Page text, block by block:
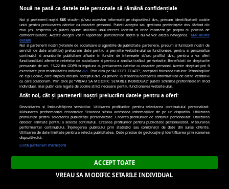
Publicitate
țintită
(targetată)
viata-libera.ro
__gpi,_cc_id
Primare
389 zile, 269 zile
turn.com
uid
Terț
179 zile
Nouă ne pasă ca datele tale personale să rămână confidențiale
Noi și partenerii noștri585 stocăm și/sau accesăm informații pe dispozitivul dvs., precum identificatorii cookie
unici pentru prelucrarea datelor cu caracter personal. Puteți accepta sau gestiona preferințele dvs. făcând clic
mai jos, respectiv vă puteți opune utilizării unui interes legitim în orice moment pe pagina cu politica de
confidențialitate. Aceste alegeri vor fi raportate partenerilor noștri și nu vă vor afecta navigarea.
Mai multe
detalii
Noi si partenerii nostri (retelele de socializare si agentiile de publicitate partenere, precum si furnizorii nostri de
servicii de date analitice) prelucram date pentru a permite website-ului sa functioneze, pentru a personaliza
continutul si anunturile publicitare afisate in functie de interesele si/sau profilul dvs., pentru a va oferi
functionalitati aferente retelelor de socializare si pentru a analiza traficul pe website. Beneficiati de drepturile
prevazute de art. 15-22 din GDPR in legatura cu prelucrarea datelor cu caracter personal. Aceste drepturi pot fi
exercitate prin modalitatea indicataaici . Prin click pe “ACCEPT TOATE”, acceptati folosirea tuturor Tehnologiilor
de tip Cookie, care implica inclusiv acceptul dvs. cu privire la stocarea/accesarea informatiilor de catre Vendor-ii
cu care colaboram. Prin click pe “VREAU SA MODIFIC SETARILE INDIVIDUAL” puteti schimba preferintele in mod
individual, mai putin cele legate de cookie strict necesare pentru functionarea website-ului.
Atât noi, cât și partenerii noștri prelucrăm datele pentru a oferi:
Dezvoltarea și îmbunătățirea serviciilor. Utilizarea profilurilor pentru selectarea conținutului personalizat.
Măsurarea performanței reclamelor. Stocarea și/sau accesarea informațiilor de pe un dispozitiv. Utilizarea
profilurilor pentru selectarea publicității personalizate. Crearea profilurilor de conținut personalizat. Utilizarea
datelor limitate pentru a selecta conținutul. Crearea profilurilor pentru publicitate personalizată. Măsurarea
performanței conținutului. Înțelegerea publicului prin statistici sau combinații de date din surse diferite.
Utilizarea de date limitate pentru a selecta publicitatea. Date precise de geolocație și identificarea prin scanarea
dispozitivului.
Listă parteneri (furnizori)
ACCEPT TOATE
VREAU SA MODIFIC SETARILE INDIVIDUAL